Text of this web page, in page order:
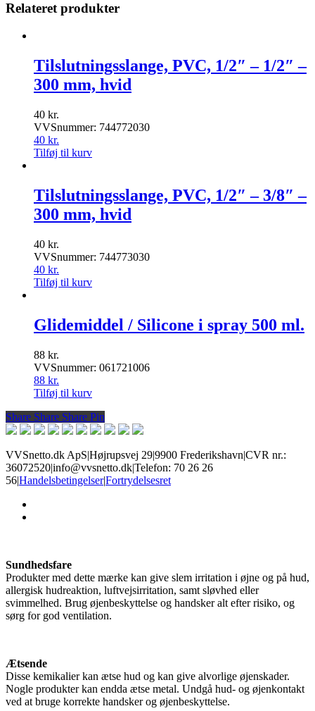
Relateret produkter
Tilslutningsslange, PVC, 1/2″ – 1/2″ –
300 mm, hvid
40 kr.
VVSnummer: 744772030
40 kr.
Tilføj til kurv
Tilslutningsslange, PVC, 1/2″ – 3/8″ –
300 mm, hvid
40 kr.
VVSnummer: 744773030
40 kr.
Tilføj til kurv
Glidemiddel / Silicone i spray 500 ml.
88 kr.
VVSnummer: 061721006
88 kr.
Tilføj til kurv
Share
Share Share Share Pin
VVSnetto.dk ApS|Højrupsvej 29|9900 Frederikshavn|CVR nr.:
36072520|info@vvsnetto.dk|Telefon: 70 26 26
56|Handelsbetingelser|Fortrydelsesret
Sundhedsfare
Produkter med dette mærke kan give slem irritation i øjne og på hud,
allergisk hudreaktion, luftvejsirritation, samt sløvhed eller
svimmelhed. Brug øjenbeskyttelse og handsker alt efter risiko, og
sørg for god ventilation.
Ætsende
Disse kemikalier kan ætse hud og kan give alvorlige øjenskader.
Nogle produkter kan endda ætse metal. Undgå hud- og øjenkontakt
ved at bruge korrekte handsker og øjenbeskyttelse.